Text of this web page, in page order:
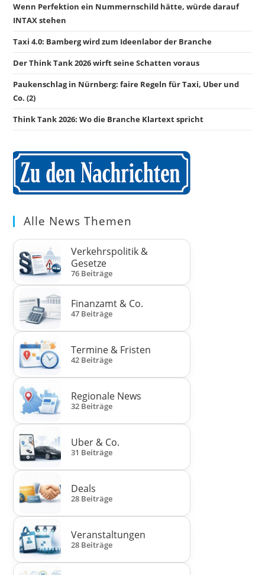
Wenn Perfektion ein Nummernschild hätte, würde darauf
INTAX stehen
Taxi 4.0: Bamberg wird zum Ideenlabor der Branche
Der Think Tank 2026 wirft seine Schatten voraus
Paukenschlag in Nürnberg: faire Regeln für Taxi, Uber und
Co. (2)
Think Tank 2026: Wo die Branche Klartext spricht
Alle News Themen
Verkehrspolitik &
Gesetze
76 Beiträge
Finanzamt & Co.
47 Beiträge
Termine & Fristen
42 Beiträge
Regionale News
32 Beiträge
Uber & Co.
31 Beiträge
Deals
28 Beiträge
Veranstaltungen
28 Beiträge